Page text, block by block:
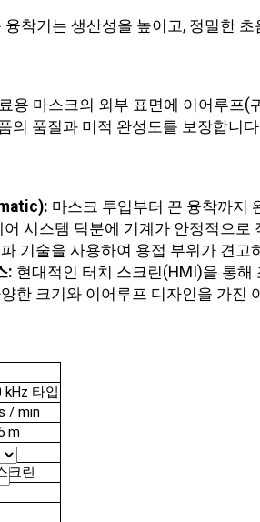
착기는 생산성을 높이고, 정밀한
용 마스크의 외부 표면에 이어루프
의 품질과 미적 완성도를 보장합니
마스크 투입부터 끈 융착까지
시스템 덕분에 기계가 안정적으로
기술을 사용하여 용접 부위가 견고
: 현대적인 터치 스크린(HMI)을 통해
한 크기와 이어루프 디자인을 가진
kHz 타입
/ min
m
크린